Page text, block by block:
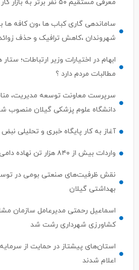
معرفی مستقیم ۵۰ نفر برتر به بازار کار
ساماندهی گاری کباب ها ،ون کافه ها
شهروندان ،کاهش ترافیک و حذف
ابهام در اختیارات وزیر ارتباطات؛
مطالبات مردم دارد ؟
سرپرست معاونت توسعه مدیریت،
دانشگاه علوم پزشکی گیلان منصوب
آغاز به کار پایگاه خبری و تحلیلی نبض
واردات بیش از ۸۴۰ هزار تن نهاده دامی از بنادر كاسپین و انزلی
نقش ظرفیت‌های صنعتی بومی در
بهداشتی گیلان
اسماعیل رحمتی مدیرعامل سازمان
کشاورزی شهرداری رشت شد
استان‌های پیشتاز در حمایت از
اعلام شدند